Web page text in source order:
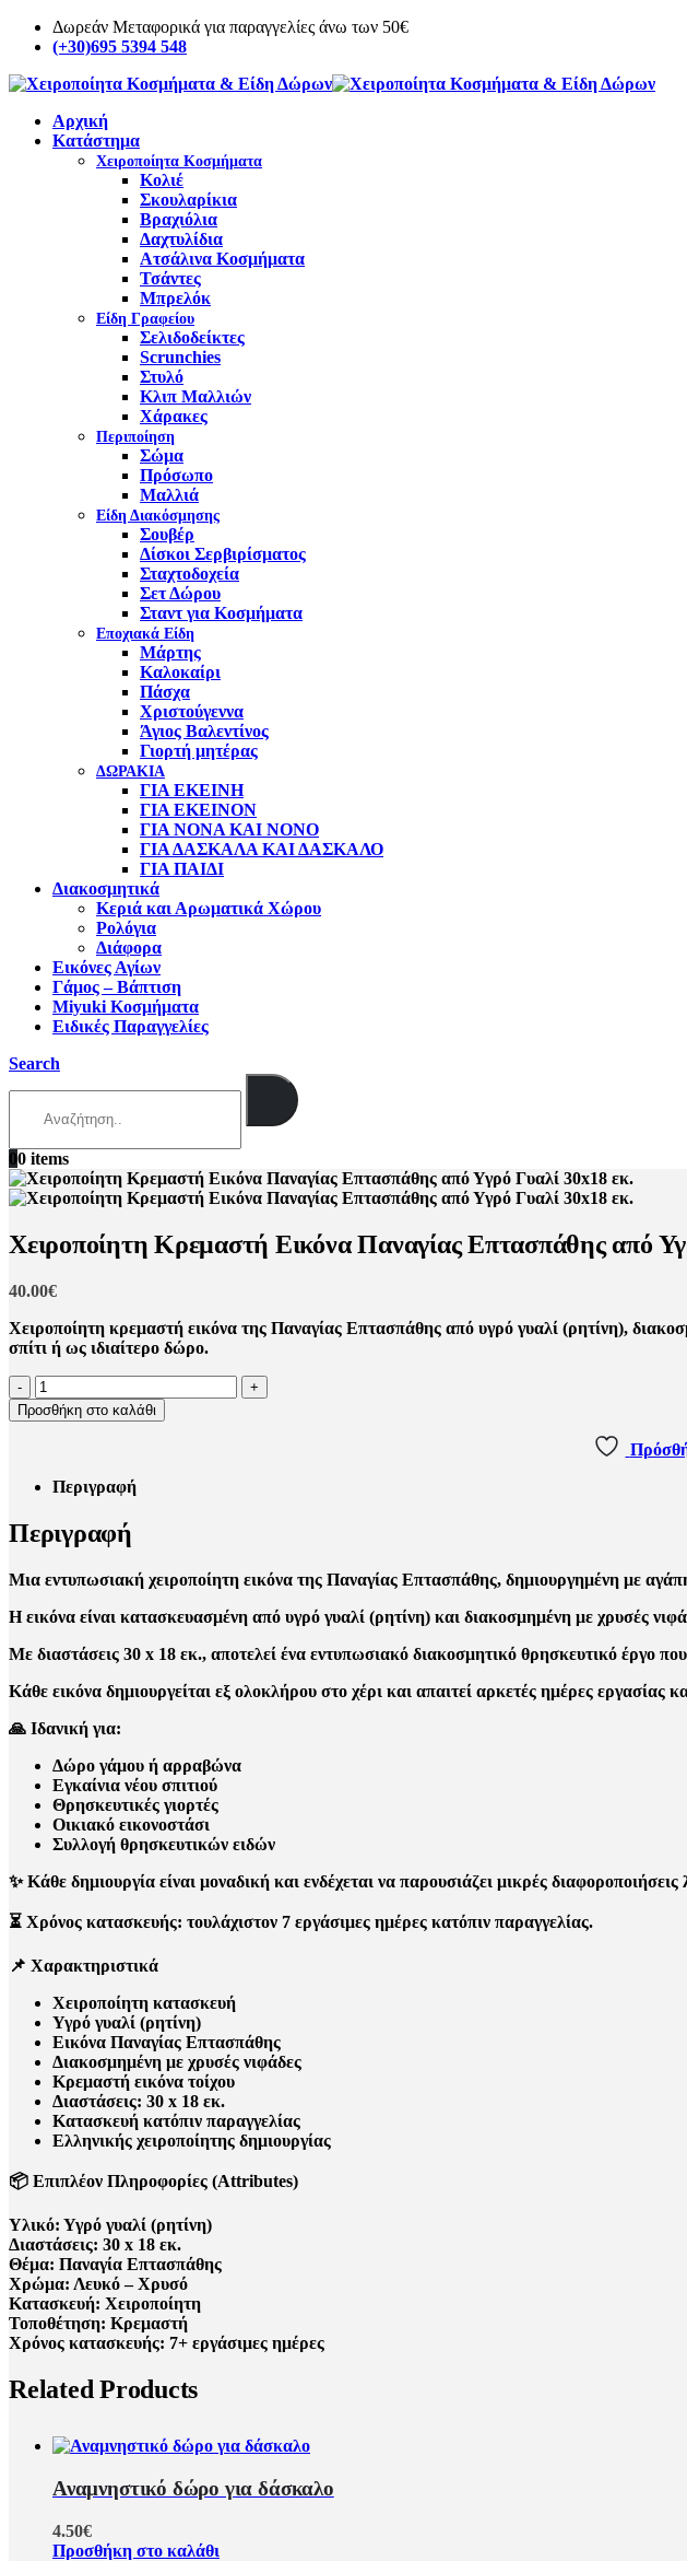
Δωρεάν Μεταφορικά για παραγγελίες άνω των 50€
(+30)695 5394 548
Αρχική
Κατάστημα
Χειροποίητα Κοσμήματα
Κολιέ
Σκουλαρίκια
Βραχιόλια
Δαχτυλίδια
Ατσάλινα Κοσμήματα
Τσάντες
Μπρελόκ
Είδη Γραφείου
Σελιδοδείκτες
Scrunchies
Στυλό
Κλιπ Μαλλιών
Χάρακες
Περιποίηση
Σώμα
Πρόσωπο
Μαλλιά
Είδη Διακόσμησης
Σουβέρ
Δίσκοι Σερβιρίσματος
Σταχτοδοχεία
Σετ Δώρου
Σταντ για Κοσμήματα
Εποχιακά Είδη
Μάρτης
Καλοκαίρι
Πάσχα
Χριστούγεννα
Άγιος Βαλεντίνος
Γιορτή μητέρας
ΔΩΡΑΚΙΑ
ΓΙΑ ΕΚΕΙΝΗ
ΓΙΑ ΕΚΕΙΝΟΝ
ΓΙΑ ΝΟΝΑ ΚΑΙ ΝΟΝΟ
ΓΙΑ ΔΑΣΚΑΛΑ ΚΑΙ ΔΑΣΚΑΛΟ
ΓΙΑ ΠΑΙΔΙ
Διακοσμητικά
Κεριά και Αρωματικά Χώρου
Ρολόγια
Διάφορα
Εικόνες Αγίων
Γάμος – Βάπτιση
Miyuki Κοσμήματα
Ειδικές Παραγγελίες
Search
00 items
Χειροποίητη Κρεμαστή Εικόνα Παναγίας Επτασπάθης από
40.00€
Χειροποίητη κρεμαστή εικόνα της Παναγίας Επτασπάθης από υγρό γυαλί (ρητίνη),
σπίτι ή ως ιδιαίτερο δώρο.
-
+
Προσθήκη στο καλάθι
Περιγραφή
Περιγραφή
Μια εντυπωσιακή χειροποίητη εικόνα της Παναγίας Επτασπάθης, δημιουργημένη με
Η εικόνα είναι κατασκευασμένη από υγρό γυαλί (ρητίνη) και διακοσμημένη με χρυσές
Με διαστάσεις 30 x 18 εκ., αποτελεί ένα εντυπωσιακό διακοσμητικό θρησκευτικό έργο
Κάθε εικόνα δημιουργείται εξ ολοκλήρου στο χέρι και απαιτεί αρκετές ημέρες
🙏 Ιδανική για:
Δώρο γάμου ή αρραβώνα
Εγκαίνια νέου σπιτιού
Θρησκευτικές γιορτές
Οικιακό εικονοστάσι
Συλλογή θρησκευτικών ειδών
✨ Κάθε δημιουργία είναι μοναδική και ενδέχεται να παρουσιάζει μικρές
⏳ Χρόνος κατασκευής: τουλάχιστον 7 εργάσιμες ημέρες κατόπιν παραγγελίας.
📌 Χαρακτηριστικά
Χειροποίητη κατασκευή
Υγρό γυαλί (ρητίνη)
Εικόνα Παναγίας Επτασπάθης
Διακοσμημένη με χρυσές νιφάδες
Κρεμαστή εικόνα τοίχου
Διαστάσεις: 30 x 18 εκ.
Κατασκευή κατόπιν παραγγελίας
Ελληνικής χειροποίητης δημιουργίας
📦 Επιπλέον Πληροφορίες (Attributes)
Υλικό: Υγρό γυαλί (ρητίνη)
Διαστάσεις: 30 x 18 εκ.
Θέμα: Παναγία Επτασπάθης
Χρώμα: Λευκό – Χρυσό
Κατασκευή: Χειροποίητη
Τοποθέτηση: Κρεμαστή
Χρόνος κατασκευής: 7+ εργάσιμες ημέρες
Related Products
Αναμνηστικό δώρο για δάσκαλο
4.50€
Προσθήκη στο καλάθι